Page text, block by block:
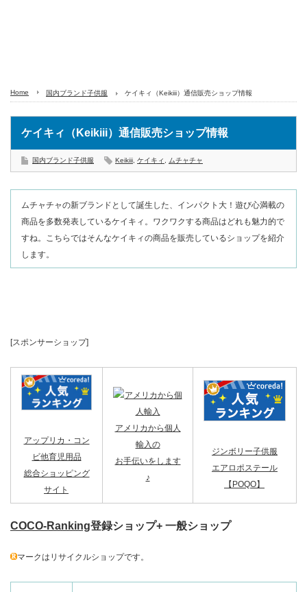
Home 国内ブランド子供服 ケイキィ（Keikiii）通信販売ショップ情報
ケイキィ（Keikiii）通信販売ショップ情報
国内ブランド子供服 Keikiii ケイキィ ムチャチャ
ムチャチャの新ブランドとして誕生した、インパクト大！遊び心満載の
商品を多数発表しているケイキィ。ワクワクする商品はどれも魅力的で
すね。こちらではそんなケイキィの商品を販売しているショップを紹介
します。
[スポンサーショップ]
アップリカ・コン
ビ他育児用品
総合ショッピング
サイト
アメリカから個人
輸入の
お手伝いをします
♪
ジンボリー子供服
エアロポステール
【POQO】
COCO-Ranking登録ショップ+ 一般ショップ
マークはリサイクルショップです。